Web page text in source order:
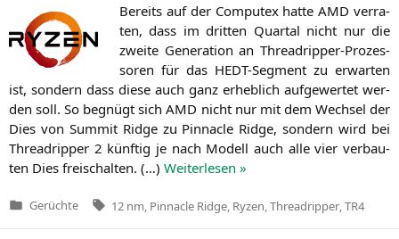
Bereits auf der Com­pu­tex hat­teAMD ver­ra­
ten, dass im drit­ten Quar­tal nicht nur die
zwei­te Gene­ra­ti­on an Thre­a­d­rip­­per-Pro­­zes­­
so­­ren für das HEDT-Seg­­ment zu erwar­ten
ist, son­dern dass die­se auch ganz erheb­lich auf­ge­wer­tet wer­
den soll. So begnügt sichAMD nicht nur mit dem Wech­sel der
Dies von Sum­mit Ridge zu Pin­na­cle Ridge, son­dern wird bei
Thre­ad­rip­per 2 künf­tig je nach Modell auch alle vier ver­bau­
ten Dies frei­schal­ten. (…) Wei­ter­le­sen »
Veröffentlicht
Gerüchte Tags:
12 nm Pinnacle Ridge Ryzen Threadripper TR4